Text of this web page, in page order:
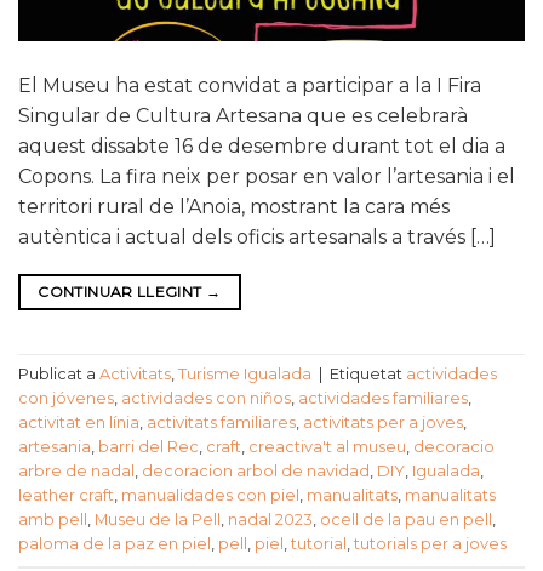
El Museu ha estat convidat a participar a la I Fira
Singular de Cultura Artesana que es celebrarà
aquest dissabte 16 de desembre durant tot el dia a
Copons. La fira neix per posar en valor l’artesania i el
territori rural de l’Anoia, mostrant la cara més
autèntica i actual dels oficis artesanals a través […]
CONTINUAR LLEGINT →
Publicat a Activitats, Turisme Igualada Etiquetat actividades
con jóvenes, actividades con niños, actividades familiares,
activitat en línia, activitats familiares, activitats per a joves,
artesania, barri del Rec, craft, creactiva't al museu, decoracio
arbre de nadal , decoracion arbol de navidad , DIY, Igualada,
leather craft, manualidades con piel , manualitats, manualitats
amb pell , Museu de la Pell , nadal 2023, ocell de la pau en pell ,
paloma de la paz en piel , pell , piel , tutorial , tutorials per a joves